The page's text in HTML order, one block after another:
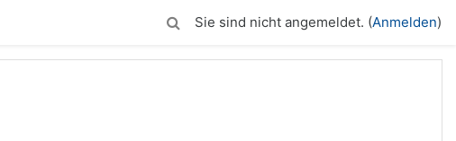
Sie sind nicht angemeldet. (Anmelden)